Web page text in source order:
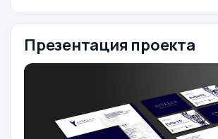
Презентация проекта